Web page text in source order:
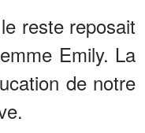
reste reposait
Emily. La
de notre